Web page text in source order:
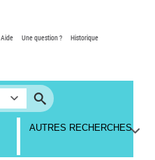
Aide Une question ? Historique
AUTRES RECHERCHES